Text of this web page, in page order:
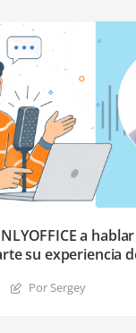
a
su experiencia
Por Sergey